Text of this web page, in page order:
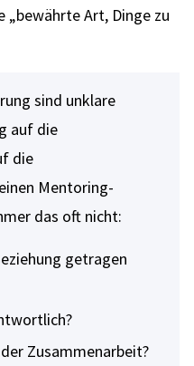
„bewährte Art, Dinge zu
sind unklare
auf die
die
Mentoring-
das oft nicht:
getragen
Zusammenarbeit?